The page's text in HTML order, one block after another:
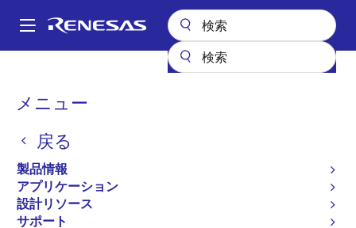
ン
Main
メニュー
戻る
製品情報
アプリケーション
設計リソース
サポート
パ
く
ず
FPB-RL78G1M
RL78/G1M Fast Prototyping
Board
FPB-RL78G1M